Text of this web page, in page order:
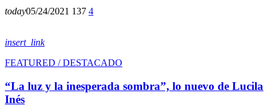
today05/24/2021 137 4
insert_link
FEATURED / DESTACADO
“La luz y la inesperada sombra”, lo nuevo de Lucila
Inés